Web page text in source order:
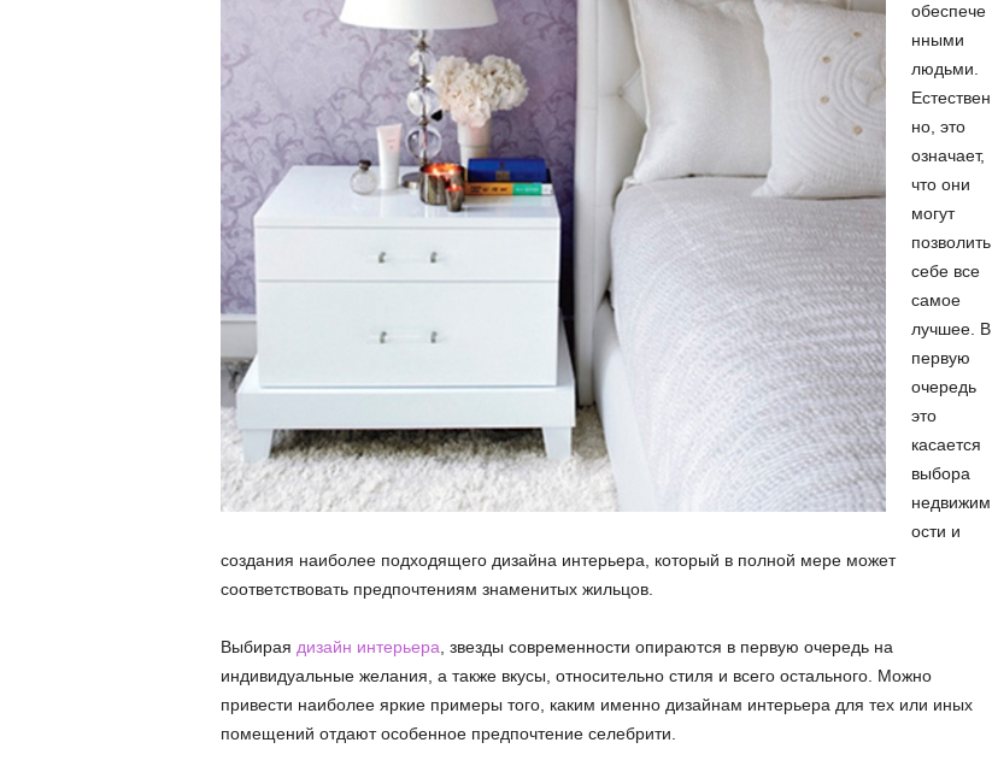
обеспече
нными
людьми.
Естествен
но, это
означает,
что они
могут
позволить
себе все
самое
лучшее. В
первую
очередь
это
касается
выбора
недвижим
ости и
создания наиболее подходящего дизайна интерьера, который в полной мере может
соответствовать предпочтениям знаменитых жильцов.
Выбирая дизайн интерьера , звезды современности опираются в первую очередь на
индивидуальные желания, а также вкусы, относительно стиля и всего остального. Можно
привести наиболее яркие примеры того, каким именно дизайнам интерьера для тех или иных
помещений отдают особенное предпочтение селебрити.